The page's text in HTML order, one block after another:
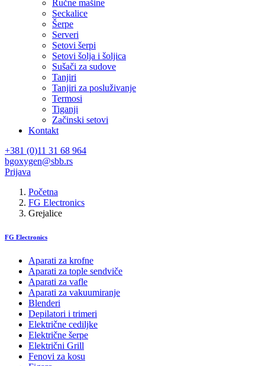
Ručne mašine
Seckalice
Šerpe
Serveri
Setovi šerpi
Setovi šolja i šoljica
Sušači za sudove
Tanjiri
Tanjiri za posluživanje
Termosi
Tiganji
Začinski setovi
Kontakt
+381 (0)11 31 68 964
bgoxygen@sbb.rs
Prijava
Početna
FG Electronics
Grejalice
FG Electronics
Aparati za krofne
Aparati za tople sendviče
Aparati za vafle
Aparati za vakuumiranje
Blenderi
Depilatori i trimeri
Električne cediljke
Električne šerpe
Električni Grill
Fenovi za kosu